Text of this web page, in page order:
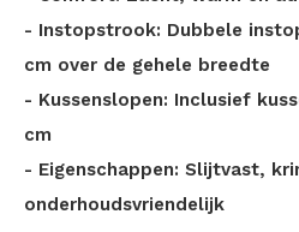
- Instopstrook: Dubbele
cm over de gehele breedte
- Kussenslopen: Inclusief
cm
- Eigenschappen: Slijtvast,
onderhoudsvriendelijk